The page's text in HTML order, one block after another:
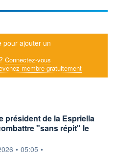
pour ajouter un
Connectez-vous
membre gratuitement
président de la Espriella
"sans répit" le
par
• 05:05 •